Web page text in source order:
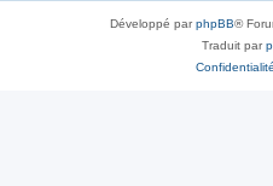
Développé parphpBB®
Traduit par
Confidentialité